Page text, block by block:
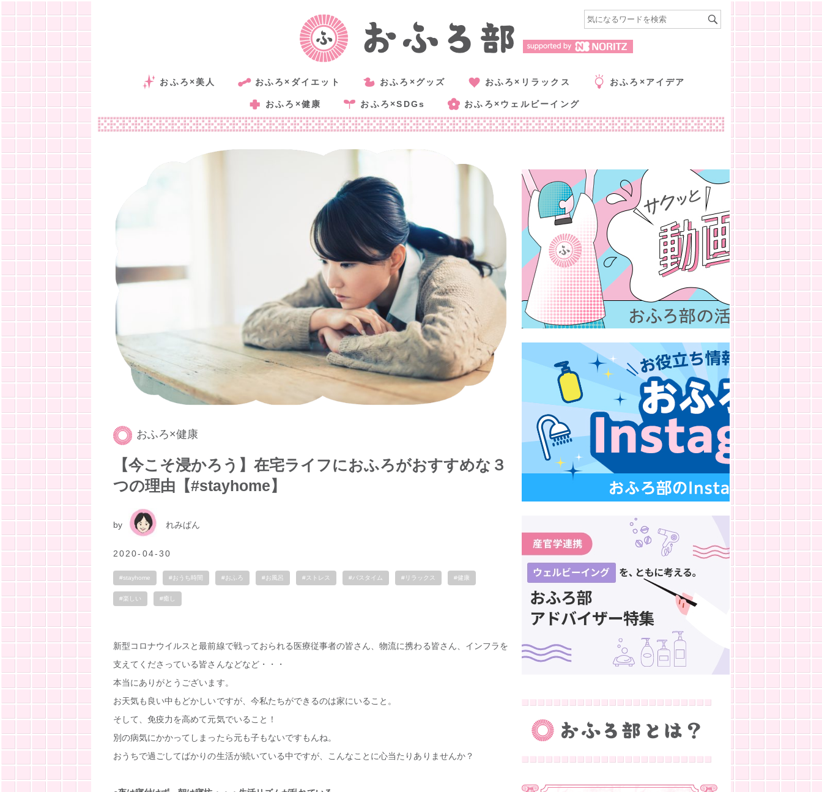
おふろ×美人 おふろ×ダイエット おふろ×グッズ おふろ×リラックス おふろ×アイデア
おふろ×健康 おふろ×SDGs おふろ×ウェルビーイング
おふろ×健康
【今こそ浸かろう】在宅ライフにおふろがおすすめな３
つの理由【#stayhome】
by れみぱん
2020-04-30
#stayhome #おうち時間 #おふろ #お風呂 #ストレス #バスタイム #リラックス #健康
#楽しい #癒し
新型コロナウイルスと最前線で戦っておられる医療従事者の皆さん、物流に携わる皆さん、インフラを
支えてくださっている皆さんなどなど・・・
本当にありがとうございます。
お天気も良い中もどかしいですが、今私たちができるのは家にいること。
そして、免疫力を高めて元気でいること！
別の病気にかかってしまったら元も子もないですもんね。
おうちで過ごしてばかりの生活が続いている中ですが、こんなことに心当たりありませんか？